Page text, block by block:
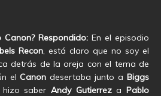
Respondido: En el episodio
Recon, está claro que no soy el
detrás de la oreja con el tema de
elCanon desertaba junto aBiggs
saber Andy GutierrezaPablo